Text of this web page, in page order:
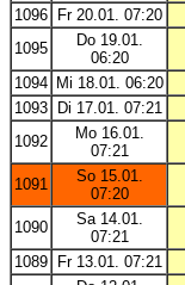
1096
Fr 20.01. 07:20
1095
Do 19.01.
06:20
1094 Mi 18.01. 06:20
1093
Di 17.01. 07:21
1092
Mo 16.01.
07:21
1091
So 15.01.
07:20
1090
Sa 14.01.
07:21
1089
Fr 13.01. 07:21